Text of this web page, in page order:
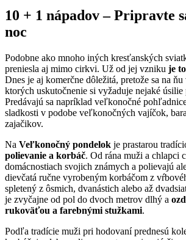
10 + 1 nápadov – Pripravte
noc
Podobne ako mnoho iných kresťanských
preniesla aj mimo cirkvi. Už od jej vzniku je
Dnes je aj komerčne dôležitá, pretože sa na
ktorých uskutočnenie si vyžaduje nejaké úsilie
Predávajú sa napríklad veľkonočné
sladkosti v podobe veľkonočných vajíčok,
zajačikov.
Na Veľkonočný pondelok je prastarou
polievanie a korbáč. Od rána muži a chlapci
domácnostiach svojich známych a polievajú
dievčatá ručne vyrobeným korbáčom z
spletený z ôsmich, dvanástich alebo až
je zvyčajne od pol do dvoch metrov dlhý a
rukoväťou a farebnými stužkami.
Podľa tradície muži pri hodovaní prednesú